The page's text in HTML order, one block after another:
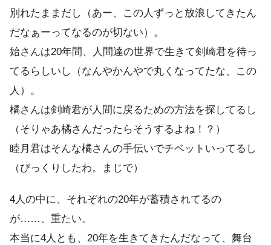
別れたままだし（あー、この人ずっと放浪してきたん
だなぁーってなるのが切ない）。
始さんは20年間、人間達の世界で生きて剣崎君を待っ
てるらしいし（なんやかんやで丸くなってたな、この
人）。
橘さんは剣崎君が人間に戻るための方法を探してるし
（そりゃあ橘さんだったらそうするよね！？）
睦月君はそんな橘さんの手伝いでチベットいってるし
（びっくりしたわ。まじで）
4人の中に、それぞれの20年が蓄積されてるの
が……、重たい。
本当に4人とも、20年を生きてきたんだなって、舞台